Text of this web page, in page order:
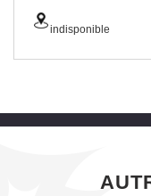
indisponible